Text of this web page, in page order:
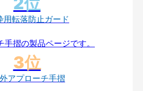
用転落防止ガード
アプローチ手摺